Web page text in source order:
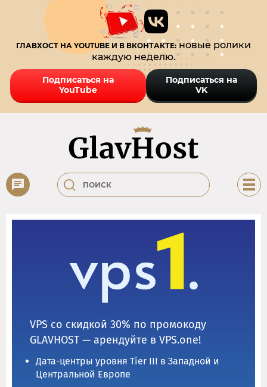
ГЛАВХОСТ НА YOUTUBE И В ВКОНТАКТЕ:новые ролики
каждую неделю.
Подписаться на
YouTube
Подписаться на
VK
VPS со скидкой 30% по промокоду
GLAVHOST — арендуйте в VPS.one!
Дата-центры уровня Tier III в Западной и
Центральной Европе